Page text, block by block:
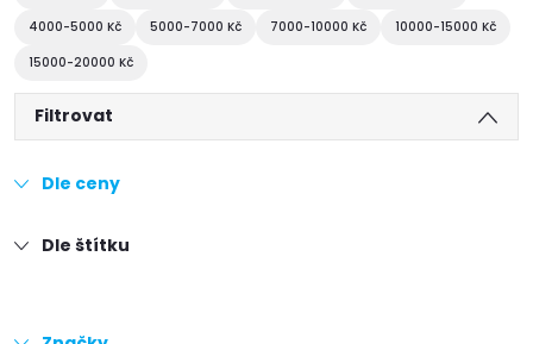
4000-5000 Kč
5000-7000 Kč 7000-10000 Kč
10000-15000 Kč
15000-20000 Kč
Filtrovat
Dle ceny
Dle štítku